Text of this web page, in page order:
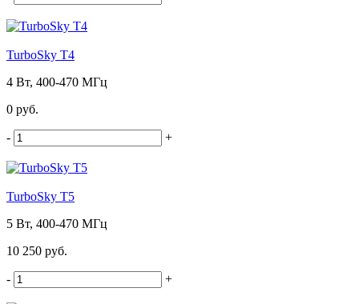
TurboSky T4
4 Вт, 400-470 МГц
0 руб.
- +
TurboSky T5
5 Вт, 400-470 МГц
10 250 руб.
- +